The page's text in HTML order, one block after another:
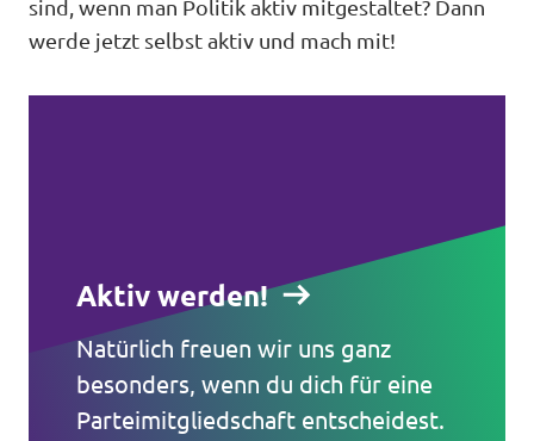
sind, wenn man Politik aktiv mitgestaltet? Dann
werde jetzt selbst aktiv und mach mit!
Aktiv werden!
Natürlich freuen wir uns ganz
besonders, wenn du dich für eine
Parteimitgliedschaft entscheidest.